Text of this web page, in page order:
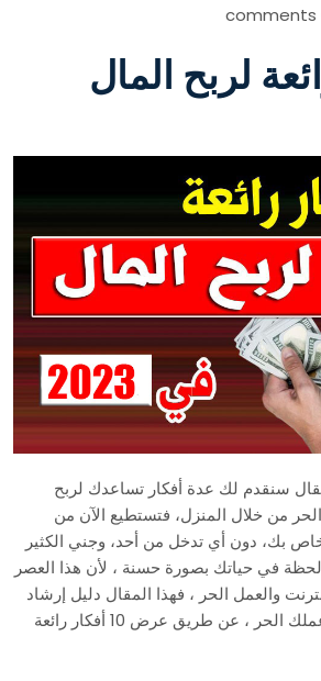
لربح المال
سنقدم لك عدة أفكار تساعدك لربح
من خلال المنزل، فتستطيع الآن من
بك، دون أي تدخل من أحد، وجني الكثير
في حياتك بصورة حسنة ، لأن هذا العصر
والعمل الحر ، فهذا المقال دليل إرشاد
لك سيساعدك في بدء عملك الحر ، عن طريق عرض 10 أفكار رائعة